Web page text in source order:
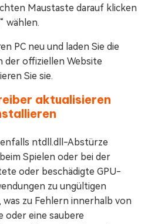
Maustaste darauf klicken
“ wählen.
PC neu und laden Sie die
der offiziellen Website
Sie sie.
aktualisieren
ntdll.dll-Abstürze
Spielen oder bei der
oder beschädigte GPU-
zu ungültigen
zu Fehlern innerhalb von
oder eine saubere